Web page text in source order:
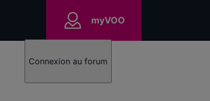
myVOO
Connexion au forum